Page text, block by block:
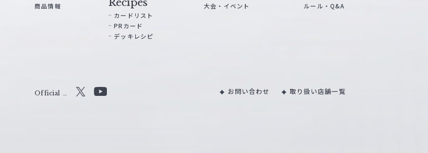
商品情報 Recipes
カードリスト
PRカード
デッキレシピ
大会・イベント ルール・Q&A
Official
Y
お問い合わせ 取り扱い店舗一覧